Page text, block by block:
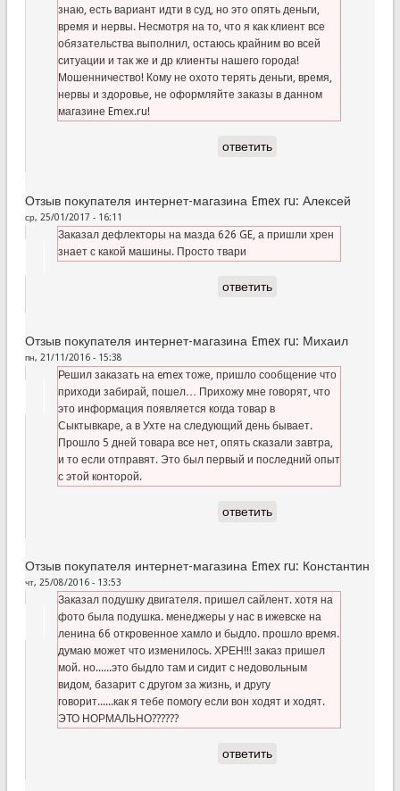
знаю, есть вариант идти в суд, но это опять деньги,
время и нервы. Несмотря на то, что я как клиент все
обязательства выполнил, остаюсь крайним во всей
ситуации и так же и др клиенты нашего города!
Мошенничество! Кому не охото терять деньги, время,
нервы и здоровье, не оформляйте заказы в данном
магазине Emex.ru!
ответить
Отзыв покупателя интернет-магазина Emex ru: Алексей
ср, 25/01/2017 - 16:11
Заказал дефлекторы на мазда 626 GE, а пришли хрен
знает с какой машины. Просто твари
ответить
Отзыв покупателя интернет-магазина Emex ru: Михаил
пн, 21/11/2016 - 15:38
Решил заказать на emex тоже, пришло сообщение что
приходи забирай, пошел… Прихожу мне говорят, что
это информация появляется когда товар в
Сыктывкаре, а в Ухте на следующий день бывает.
Прошло 5 дней товара все нет, опять сказали завтра,
и то если отправят. Это был первый и последний опыт
с этой конторой.
ответить
Отзыв покупателя интернет-магазина Emex ru: Константин
чт, 25/08/2016 - 13:53
Заказал подушку двигателя. пришел сайлент. хотя на
фото была подушка. менеджеры у нас в ижевске на
ленина 66 откровенное хамло и быдло. прошло время.
думаю может что изменилось. ХРЕН!!! заказ пришел
мой. но......это быдло там и сидит с недовольным
видом, базарит с другом за жизнь, и другу
говорит......как я тебе помогу если вон ходят и ходят.
ЭТО НОРМАЛЬНО??????
ответить